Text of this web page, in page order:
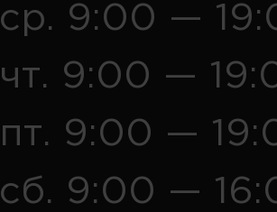
ср. 9:00 —
чт. 9:00 —
пт. 9:00 —
сб. 9:00 —